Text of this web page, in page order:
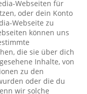
Webseiten für
oder dein Konto
Webseite zu
können uns
die sie über dich
Inhalte, von
zu den
oder die du
wir solche